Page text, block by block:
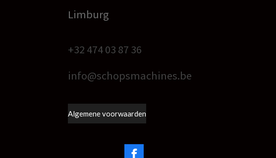
Limburg
+32 474 03 87 36
info@schopsmachines.be
Algemene voorwaarden